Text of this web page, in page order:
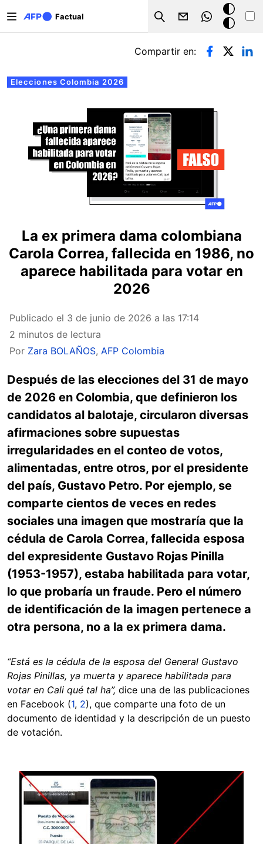
Factual
Search
Modo
oscuro
Solapas principales
Elecciones Colombia 2026
Compartir en:
La ex primera dama colombiana
Carola Correa, fallecida en 1986, no
aparece habilitada para votar en
2026
Publicado el 3 de junio de 2026 a las 17:14
2 minutos de lectura
Por Zara BOLAÑOS, AFP Colombia
Después de las elecciones del 31 de mayo
de 2026 en Colombia, que definieron los
candidatos al balotaje, circularon diversas
afirmaciones sobre supuestas
irregularidades en el conteo de votos,
alimentadas, entre otros, por el presidente
del país, Gustavo Petro. Por ejemplo, se
comparte cientos de veces en redes
sociales una imagen que mostraría que la
cédula de Carola Correa, fallecida esposa
del expresidente Gustavo Rojas Pinilla
(1953-1957), estaba habilitada para votar,
lo que probaría un fraude. Pero el número
de identificación de la imagen pertenece a
otra persona, no a la ex primera dama.
“Está es la cédula de la esposa del General Gustavo
Rojas Pinillas, ya muerta y aparece habilitada para
votar en Cali qué tal ha”, dice una de las publicaciones
en Facebook (1, 2), que comparte una foto de un
documento de identidad y la descripción de un puesto
de votación.
Image